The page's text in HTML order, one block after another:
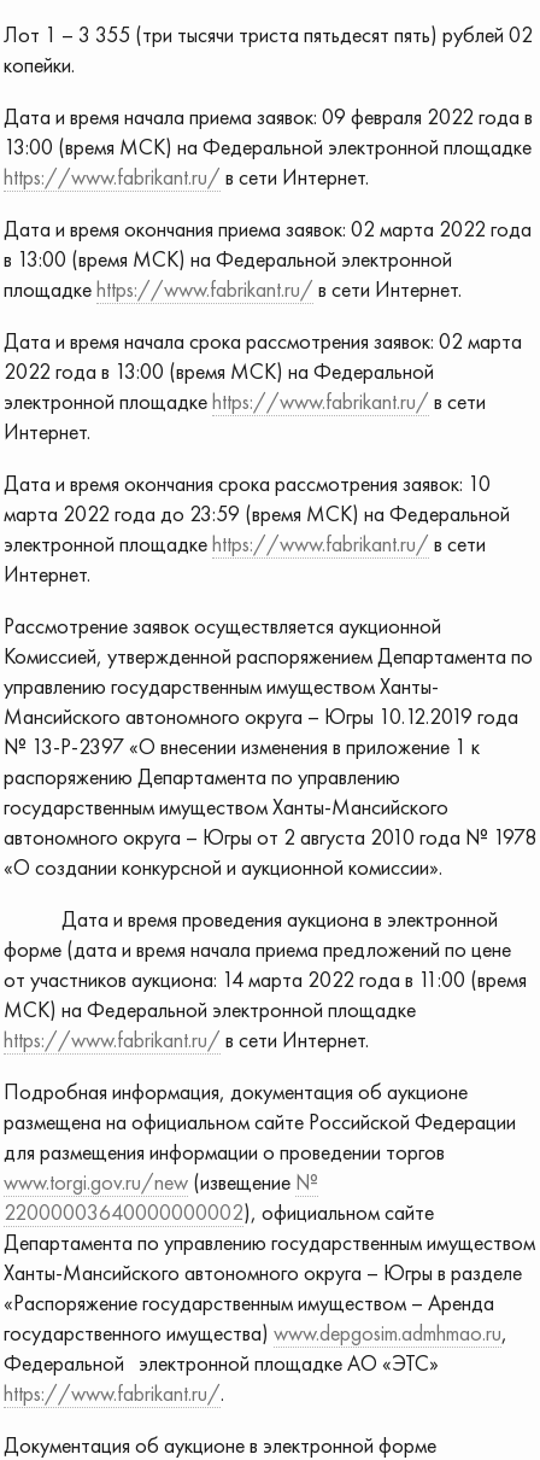
Лот 1 – 3 355 (три тысячи триста пятьдесят пять) рублей 02
копейки.
Дата и время начала приема заявок: 09 февраля 2022 года в
13:00 (время МСК) на Федеральной электронной площадке
https://www.fabrikant.ru/ в сети Интернет.
Дата и время окончания приема заявок: 02 марта 2022 года
в 13:00 (время МСК) на Федеральной электронной
площадкеhttps://www.fabrikant.ru/ в сети Интернет.
Дата и время начала срока рассмотрения заявок: 02 марта
2022 года в 13:00 (время МСК) на Федеральной
электронной площадкеhttps://www.fabrikant.ru/ в сети
Интернет.
Дата и время окончания срока рассмотрения заявок: 10
марта 2022 года до 23:59 (время МСК) на Федеральной
электронной площадкеhttps://www.fabrikant.ru/ в сети
Интернет.
Рассмотрение заявок осуществляется аукционной
Комиссией, утвержденной распоряжением Департамента по
управлению государственным имуществом Ханты-
Мансийского автономного округа – Югры 10.12.2019 года
№ 13-Р-2397 «О внесении изменения в приложение 1 к
распоряжению Департамента по управлению
государственным имуществом Ханты-Мансийского
автономного округа – Югры от 2 августа 2010 года № 1978
«О создании конкурсной и аукционной комиссии».
Дата и время проведения аукциона в электронной
форме (дата и время начала приема предложений по цене
от участников аукциона: 14 марта 2022 года в 11:00 (время
МСК) на Федеральной электронной площадке
https://www.fabrikant.ru/ в сети Интернет.
Подробная информация, документация об аукционе
размещена на официальном сайте Российской Федерации
для размещения информации о проведении торгов
www.torgi.gov.ru/new (извещение №
22000003640000000002), официальном сайте
Департамента по управлению государственным имуществом
Ханты-Мансийского автономного округа – Югры в разделе
«Распоряжение государственным имуществом – Аренда
государственного имущества) www.depgosim.admhmao.ru,
Федеральной электронной площадке АО «ЭТС»
https://www.fabrikant.ru/.
Документация об аукционе в электронной форме